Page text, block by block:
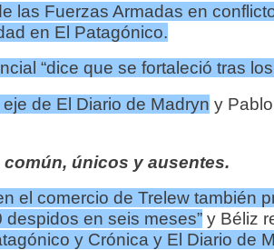
las Fuerzas Armadas en
en El Patagónico.
“dice que se fortaleció tras
de El Diario de Madryn y
únicos y ausentes.
el comercio de Trelew también
despidos en seis meses”y Béliz
y Crónica y El Diario de